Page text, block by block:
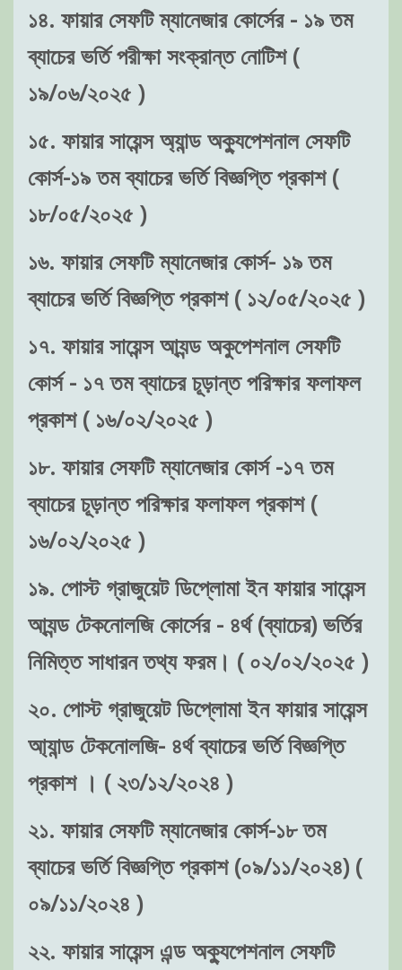
১৪. ফায়ার সেফটি ম্যানেজার কোর্সের - ১৯ তম
ব্যাচের ভর্তি পরীক্ষা সংক্রান্ত নোটিশ (
১৯/০৬/২০২৫ )
১৫. ফায়ার সায়েন্স অ্যান্ড অক্যুপেশনাল সেফটি
কোর্স-১৯ তম ব্যাচের ভর্তি বিজ্ঞপ্তি প্রকাশ (
১৮/০৫/২০২৫ )
১৬. ফায়ার সেফটি ম্যানেজার কোর্স- ১৯ তম
ব্যাচের ভর্তি বিজ্ঞপ্তি প্রকাশ ( ১২/০৫/২০২৫ )
১৭. ফায়ার সায়েন্স আ্যন্ড অকুপেশনাল সেফটি
কোর্স - ১৭ তম ব্যাচের চূড়ান্ত পরিক্ষার ফলাফল
প্রকাশ ( ১৬/০২/২০২৫ )
১৮. ফায়ার সেফটি ম্যানেজার কোর্স -১৭ তম
ব্যাচের চূড়ান্ত পরিক্ষার ফলাফল প্রকাশ (
১৬/০২/২০২৫ )
১৯. পোস্ট গ্রাজুয়েট ডিপ্লোমা ইন ফায়ার সায়েন্স
আ্যন্ড টেকনোলজি কোর্সের - ৪র্থ (ব্যাচের) ভর্তির
নিমিত্ত সাধারন তথ্য ফরম। ( ০২/০২/২০২৫ )
২০. পোস্ট গ্রাজুয়েট ডিপ্লোমা ইন ফায়ার সায়েন্স
আ্যান্ড টেকনোলজি- ৪র্থ ব্যাচের ভর্তি বিজ্ঞপ্তি
প্রকাশ । ( ২৩/১২/২০২৪ )
২১. ফায়ার সেফটি ম্যানেজার কোর্স-১৮ তম
ব্যাচের ভর্তি বিজ্ঞপ্তি প্রকাশ (০৯/১১/২০২৪) (
০৯/১১/২০২৪ )
২২. ফায়ার সায়েন্স এন্ড অক্যুপেশনাল সেফটি